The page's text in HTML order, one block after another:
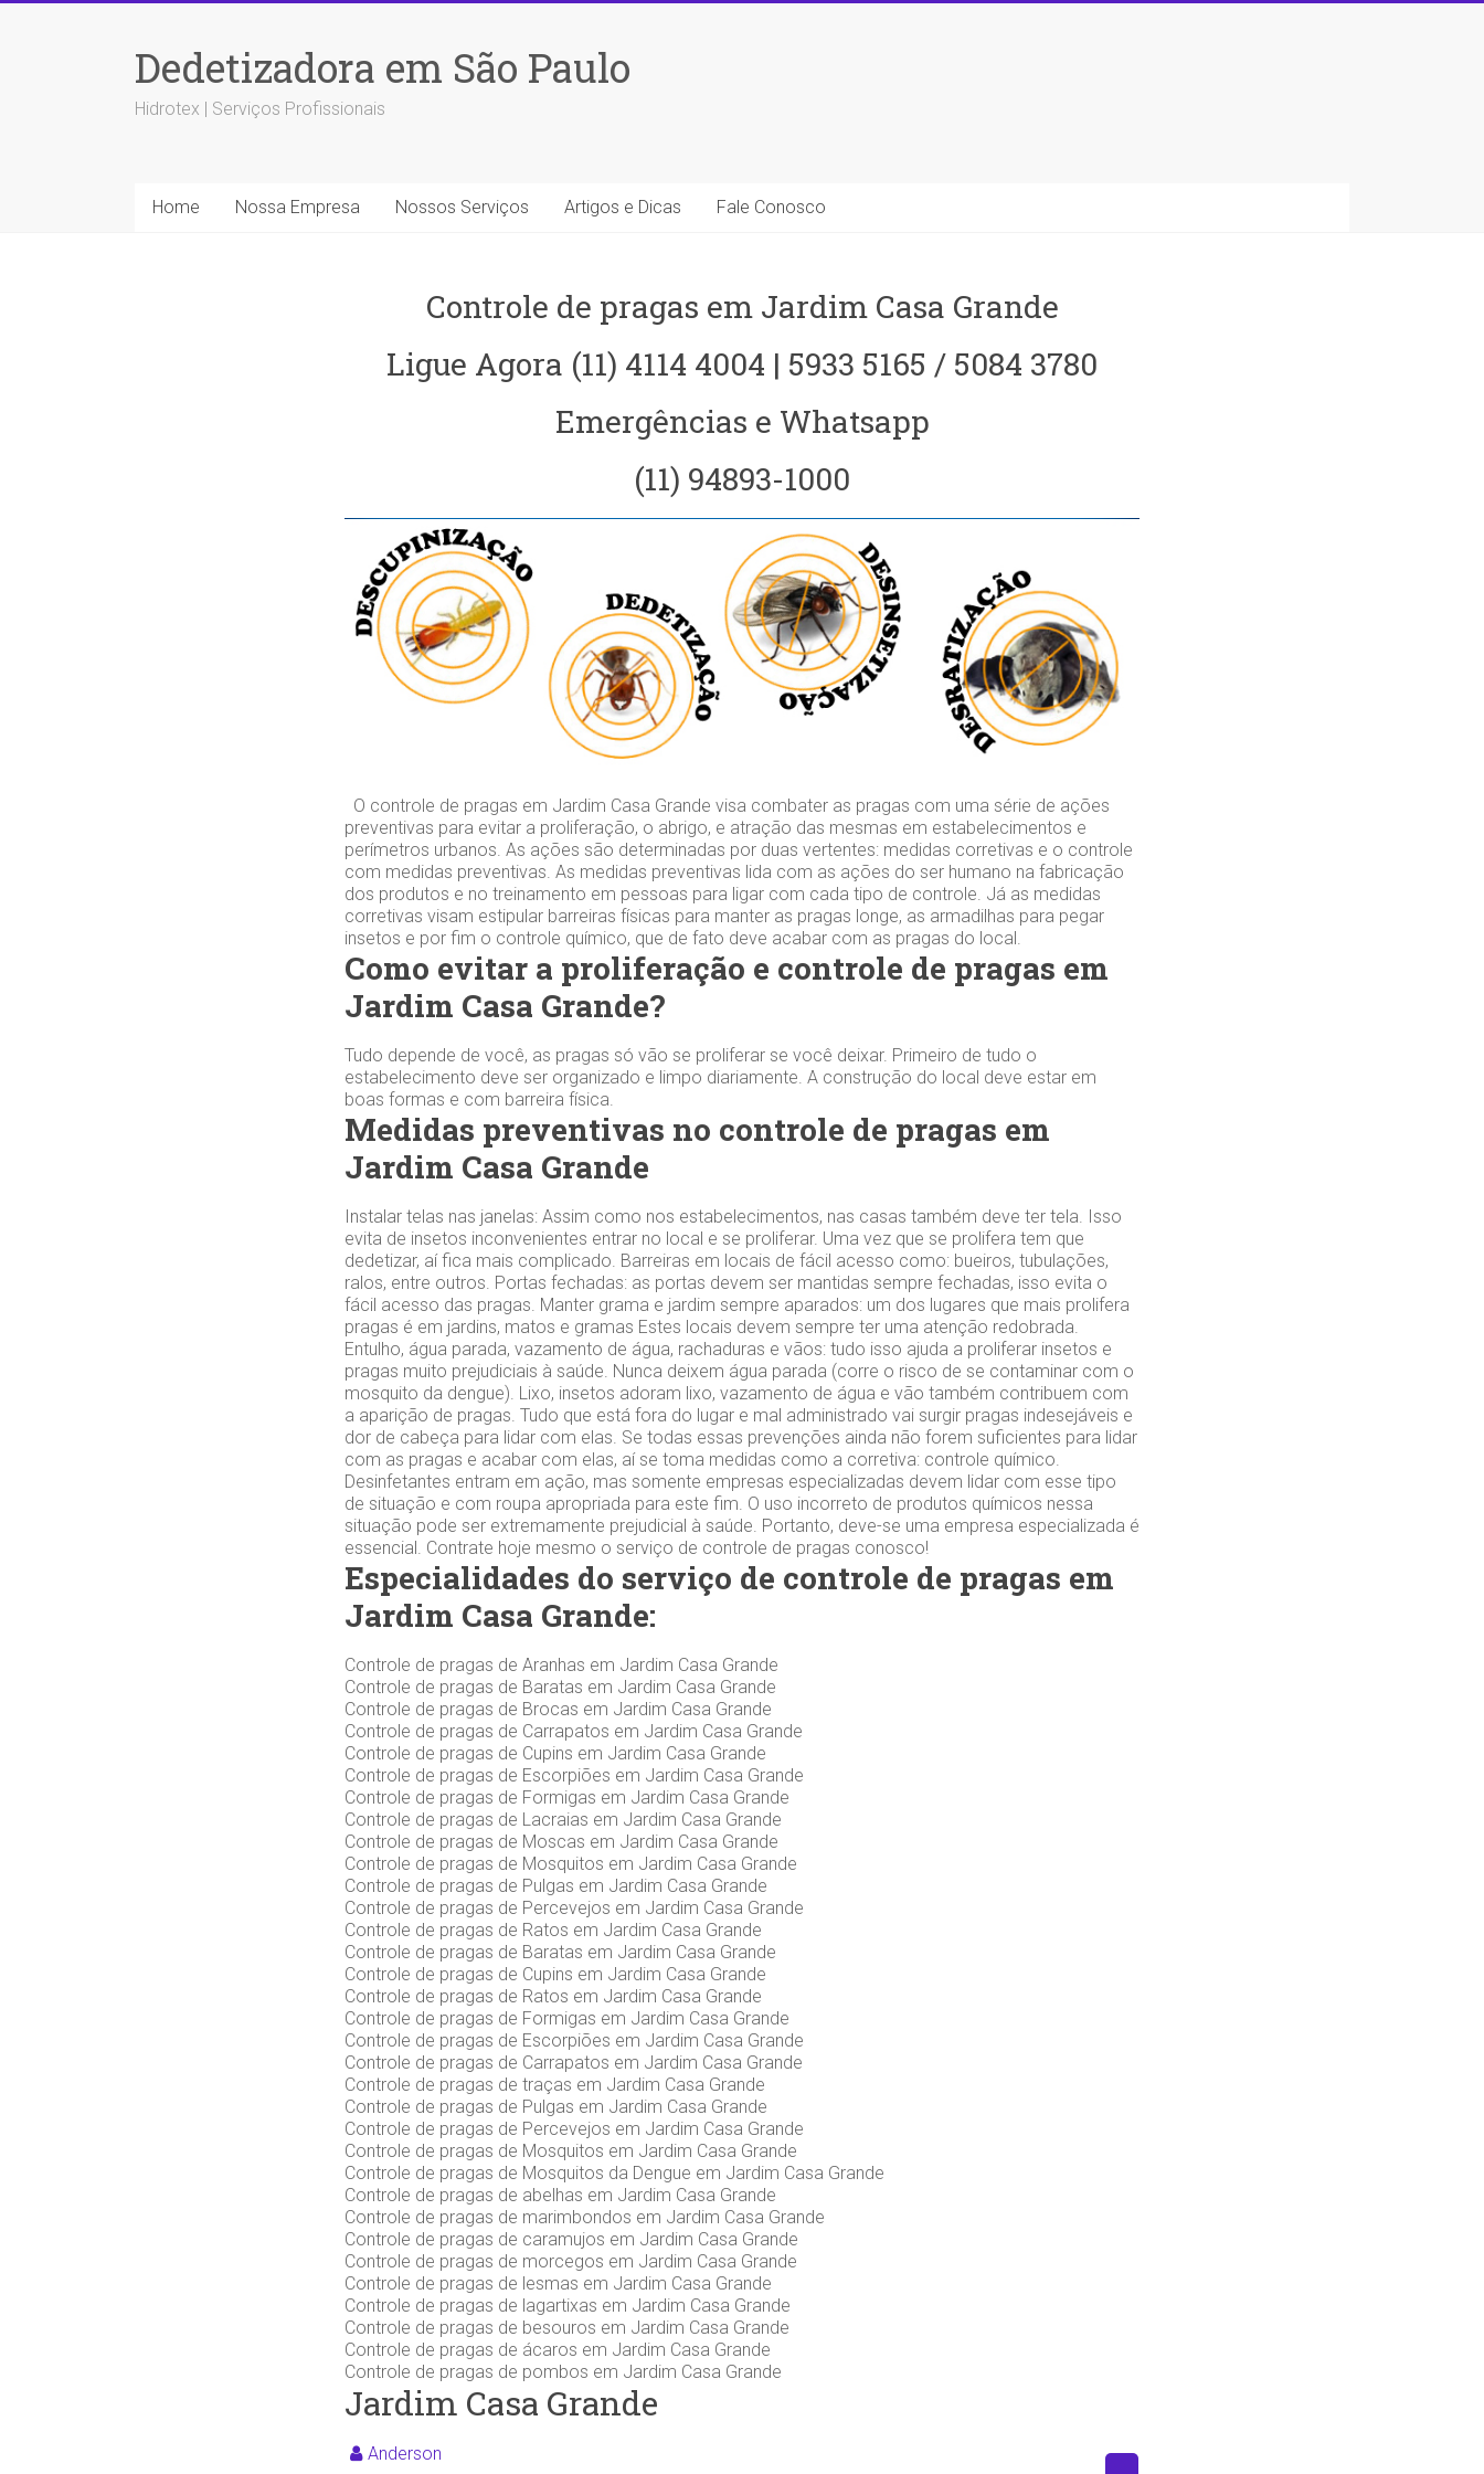
Dedetizadora em São Paulo
Hidrotex | Serviços Profissionais
Home Nossa Empresa Nossos Serviços Artigos e Dicas Fale Conosco
Controle de pragas em Jardim Casa Grande
Ligue Agora (11) 4114 4004 | 5933 5165 / 5084 3780
Emergências e Whatsapp
(11) 94893-1000
O controle de pragas em Jardim Casa Grande visa combater as pragas com uma série de ações
preventivas para evitar a proliferação, o abrigo, e atração das mesmas em estabelecimentos e
perímetros urbanos. As ações são determinadas por duas vertentes: medidas corretivas e o controle
com medidas preventivas. As medidas preventivas lida com as ações do ser humano na fabricação
dos produtos e no treinamento em pessoas para ligar com cada tipo de controle. Já as medidas
corretivas visam estipular barreiras físicas para manter as pragas longe, as armadilhas para pegar
insetos e por fim o controle químico, que de fato deve acabar com as pragas do local.
Como evitar a proliferação e controle de pragas em
Jardim Casa Grande?
Tudo depende de você, as pragas só vão se proliferar se você deixar. Primeiro de tudo o
estabelecimento deve ser organizado e limpo diariamente. A construção do local deve estar em
boas formas e com barreira física.
Medidas preventivas no controle de pragas em
Jardim Casa Grande
Instalar telas nas janelas: Assim como nos estabelecimentos, nas casas também deve ter tela. Isso
evita de insetos inconvenientes entrar no local e se proliferar. Uma vez que se prolifera tem que
dedetizar, aí fica mais complicado. Barreiras em locais de fácil acesso como: bueiros, tubulações,
ralos, entre outros. Portas fechadas: as portas devem ser mantidas sempre fechadas, isso evita o
fácil acesso das pragas. Manter grama e jardim sempre aparados: um dos lugares que mais prolifera
pragas é em jardins, matos e gramas Estes locais devem sempre ter uma atenção redobrada.
Entulho, água parada, vazamento de água, rachaduras e vãos: tudo isso ajuda a proliferar insetos e
pragas muito prejudiciais à saúde. Nunca deixem água parada (corre o risco de se contaminar com o
mosquito da dengue). Lixo, insetos adoram lixo, vazamento de água e vão também contribuem com
a aparição de pragas. Tudo que está fora do lugar e mal administrado vai surgir pragas indesejáveis e
dor de cabeça para lidar com elas. Se todas essas prevenções ainda não forem suficientes para lidar
com as pragas e acabar com elas, aí se toma medidas como a corretiva: controle químico.
Desinfetantes entram em ação, mas somente empresas especializadas devem lidar com esse tipo
de situação e com roupa apropriada para este fim. O uso incorreto de produtos químicos nessa
situação pode ser extremamente prejudicial à saúde. Portanto, deve-se uma empresa especializada é
essencial. Contrate hoje mesmo o serviço de controle de pragas conosco!
Especialidades do serviço de controle de pragas em
Jardim Casa Grande:
Controle de pragas de Aranhas em Jardim Casa Grande
Controle de pragas de Baratas em Jardim Casa Grande
Controle de pragas de Brocas em Jardim Casa Grande
Controle de pragas de Carrapatos em Jardim Casa Grande
Controle de pragas de Cupins em Jardim Casa Grande
Controle de pragas de Escorpiões em Jardim Casa Grande
Controle de pragas de Formigas em Jardim Casa Grande
Controle de pragas de Lacraias em Jardim Casa Grande
Controle de pragas de Moscas em Jardim Casa Grande
Controle de pragas de Mosquitos em Jardim Casa Grande
Controle de pragas de Pulgas em Jardim Casa Grande
Controle de pragas de Percevejos em Jardim Casa Grande
Controle de pragas de Ratos em Jardim Casa Grande
Controle de pragas de Baratas em Jardim Casa Grande
Controle de pragas de Cupins em Jardim Casa Grande
Controle de pragas de Ratos em Jardim Casa Grande
Controle de pragas de Formigas em Jardim Casa Grande
Controle de pragas de Escorpiões em Jardim Casa Grande
Controle de pragas de Carrapatos em Jardim Casa Grande
Controle de pragas de traças em Jardim Casa Grande
Controle de pragas de Pulgas em Jardim Casa Grande
Controle de pragas de Percevejos em Jardim Casa Grande
Controle de pragas de Mosquitos em Jardim Casa Grande
Controle de pragas de Mosquitos da Dengue em Jardim Casa Grande
Controle de pragas de abelhas em Jardim Casa Grande
Controle de pragas de marimbondos em Jardim Casa Grande
Controle de pragas de caramujos em Jardim Casa Grande
Controle de pragas de morcegos em Jardim Casa Grande
Controle de pragas de lesmas em Jardim Casa Grande
Controle de pragas de lagartixas em Jardim Casa Grande
Controle de pragas de besouros em Jardim Casa Grande
Controle de pragas de ácaros em Jardim Casa Grande
Controle de pragas de pombos em Jardim Casa Grande
Jardim Casa Grande
Anderson